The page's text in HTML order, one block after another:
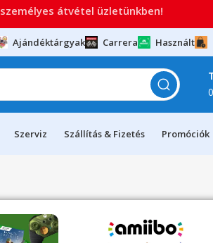
Ajándéktárgyak Carrera Használt
Szerviz Szállítás & Fizetés Promóciók
személyes átvétel üzletünkben!